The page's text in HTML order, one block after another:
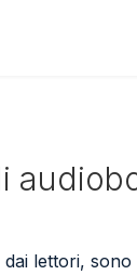
lettori,